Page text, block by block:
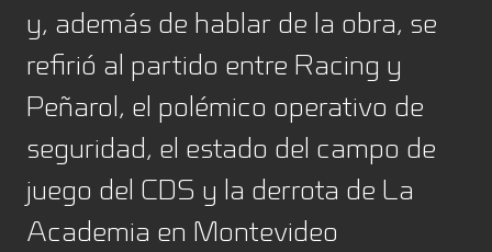
y, además de hablar de la obra, se
refirió al partido entre Racing y
Peñarol, el polémico operativo de
seguridad, el estado del campo de
juego del CDS y la derrota de La
Academia en Montevideo